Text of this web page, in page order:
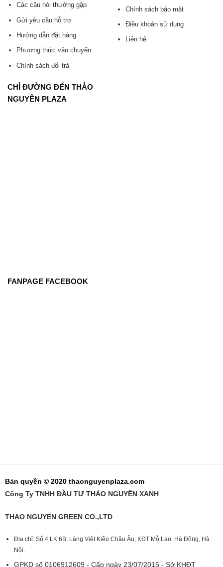
Các câu hỏi thường gặp
Gửi yêu cầu hỗ trợ
Hướng dẫn đặt hàng
Phương thức vận chuyển
Chính sách đổi trả
Chính sách bảo mật
Điều khoản sử dụng
Liên hệ
CHỈ ĐƯỜNG ĐẾN THẢO
NGUYÊN PLAZA
FANPAGE FACEBOOK
Bản quyền © 2020 thaonguyenplaza.com
Công Ty TNHH ĐẦU TƯ THẢO NGUYÊN XANH
THAO NGUYEN GREEN CO.,LTD
Địa chỉ: Số 4 LK 6B, Làng Việt Kiều Châu Âu, KĐT Mỗ Lao, Hà Đông, Hà
Nội.
GPKD số 0106912609 - Cấp ngày 23/07/2015 - Sở KHĐT